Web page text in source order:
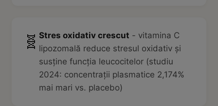
🧬 Stres oxidativ crescut - vitamina C
lipozomală reduce stresul oxidativ și
susține funcția leucocitelor (studiu
2024: concentrații plasmatice 2,174%
mai mari vs. placebo)